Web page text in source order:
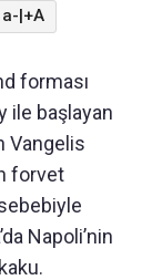
a-|+A
forması
ile başlayan
Vangelis
forvet
Napoli’nin